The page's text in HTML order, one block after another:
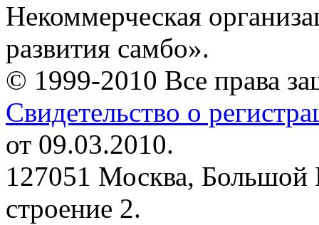
Некоммерческая
развития самбо».
© 1999-2010 Все права
Свидетельство о
от 09.03.2010.
127051 Москва, Большой
строение 2.